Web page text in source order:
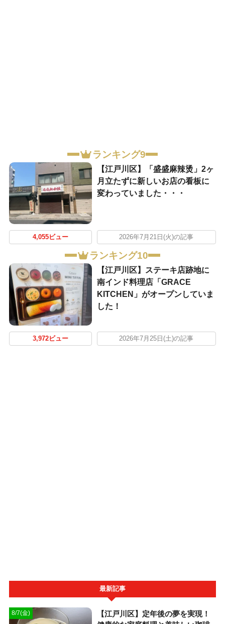
ランキング9
【江戸川区】「盛盛麻辣烫」2ヶ
月立たずに新しいお店の看板に
変わっていました・・・
4,055ビュー 2026年7月21日(火)の記事
ランキング10
【江戸川区】ステーキ店跡地に
南インド料理店「GRACE
KITCHEN」がオープンしていま
した！
3,972ビュー 2026年7月25日(土)の記事
最新記事
8/7(金)
【江戸川区】定年後の夢を実現！